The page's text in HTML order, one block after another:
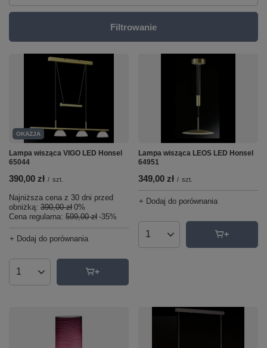
Filtrowanie
OKAZJA
Lampa wisząca VIGO LED Honsel
65044
390,00 zł / szt.
Najniższa cena z 30 dni przed
obniżką: 390,00 zł 0%
Cena regularna: 599,00 zł -35%
+ Dodaj do porównania
Ilość produktów
Lampa wisząca LEOS LED Honsel
64951
349,00 zł / szt.
+ Dodaj do porównania
Ilość produktów